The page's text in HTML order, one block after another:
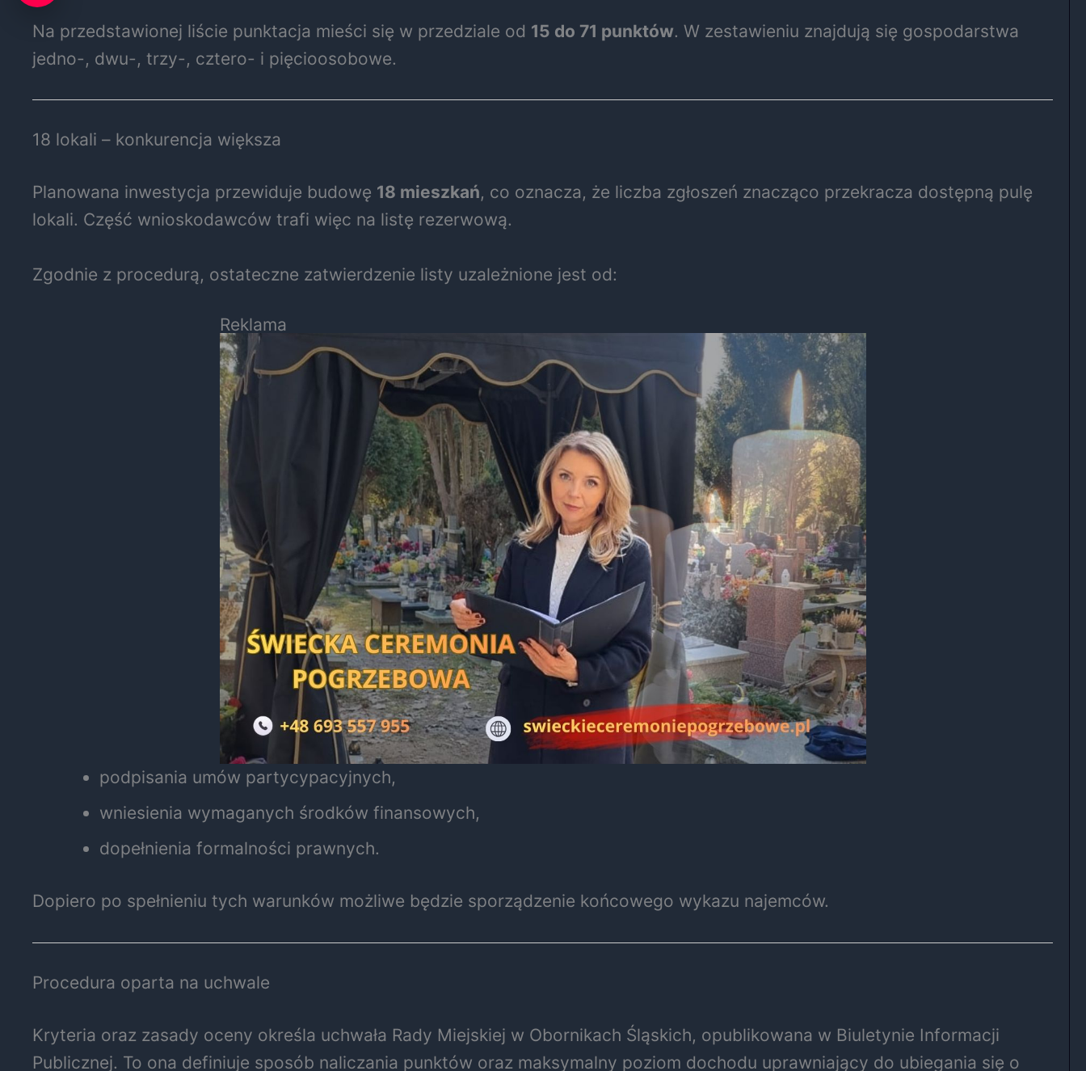
Na przedstawionej liście punktacja mieści się w przedziale od 15 do 71 punktów. W zestawieniu znajdują się gospodarstwa
jedno-, dwu-, trzy-, cztero- i pięcioosobowe.
18 lokali – konkurencja większa
Planowana inwestycja przewiduje budowę 18 mieszkań, co oznacza, że liczba zgłoszeń znacząco przekracza dostępną pulę
lokali. Część wnioskodawców trafi więc na listę rezerwową.
Zgodnie z procedurą, ostateczne zatwierdzenie listy uzależnione jest od:
Reklama
podpisania umów partycypacyjnych,
wniesienia wymaganych środków finansowych,
dopełnienia formalności prawnych.
Dopiero po spełnieniu tych warunków możliwe będzie sporządzenie końcowego wykazu najemców.
Procedura oparta na uchwale
Kryteria oraz zasady oceny określa uchwała Rady Miejskiej w Obornikach Śląskich, opublikowana w Biuletynie Informacji
Publicznej. To ona definiuje sposób naliczania punktów oraz maksymalny poziom dochodu uprawniający do ubiegania się o